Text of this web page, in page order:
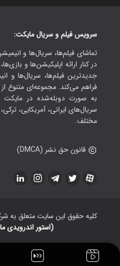
سرویس فیلم و سریال مایکت:
تماشای فیلم‌ها، سریال‌ها و
در کنار ارائه اپلیکیشن‌ها و
جدیدترین فیلم‌ها، سریال‌ها و
فراهم می‌کند. مجموعه‌ای متنوع از
به صورت دوبله‌شده در مایکت
سریال‌های ایرانی، آمریکایی،
مختلف.
قانون حق نشر (DMCA)
کلیه حقوق این سایت متعلق به
(استور اندرویدی